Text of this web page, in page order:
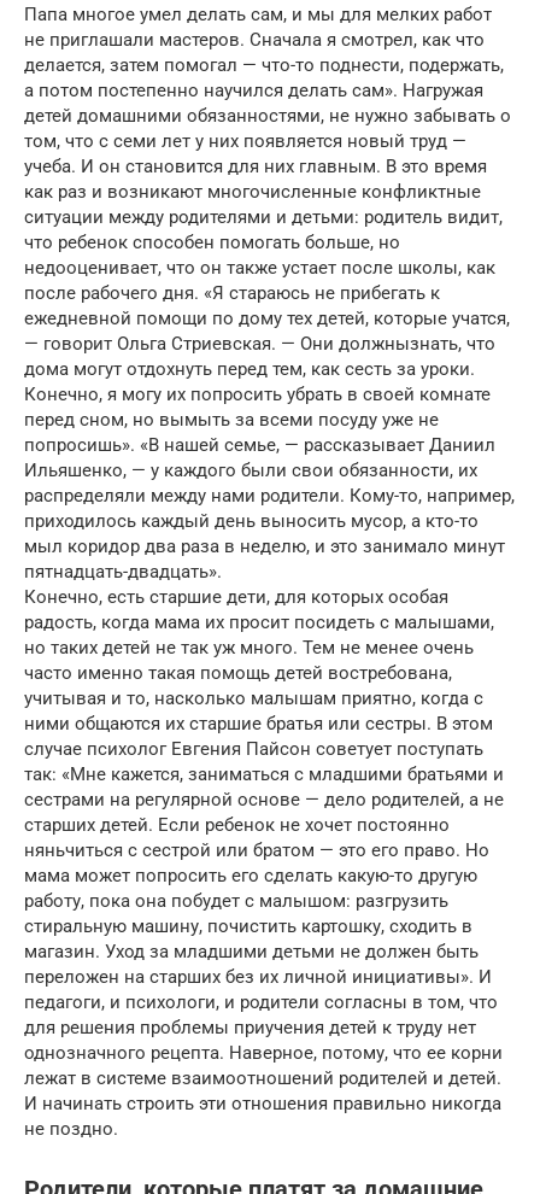
Папа многое умел делать сам, и мы для мелких работ
не приглашали мастеров. Сначала я смотрел, как что
делается, затем помогал — что-то поднести, подержать,
а потом постепенно научился делать сам». Нагружая
детей домашними обязанностями, не нужно забывать о
том, что с семи лет у них появляется новый труд —
учеба. И он становится для них главным. В это время
как раз и возникают многочисленные конфликтные
ситуации между родителями и детьми: родитель видит,
что ребенок способен помогать больше, но
недооценивает, что он также устает после школы, как
после рабочего дня. «Я стараюсь не прибегать к
ежедневной помощи по дому тех детей, которые учатся,
— говорит Ольга Стриевская. — Они должнызнать, что
дома могут отдохнуть перед тем, как сесть за уроки.
Конечно, я могу их попросить убрать в своей комнате
перед сном, но вымыть за всеми посуду уже не
попросишь». «В нашей семье, — рассказывает Даниил
Ильяшенко, — у каждого были свои обязанности, их
распределяли между нами родители. Кому-то, например,
приходилось каждый день выносить мусор, а кто-то
мыл коридор два раза в неделю, и это занимало минут
пятнадцать-двадцать».
Конечно, есть старшие дети, для которых особая
радость, когда мама их просит посидеть с малышами,
но таких детей не так уж много. Тем не менее очень
часто именно такая помощь детей востребована,
учитывая и то, насколько малышам приятно, когда с
ними общаются их старшие братья или сестры. В этом
случае психолог Евгения Пайсон советует поступать
так: «Мне кажется, заниматься с младшими братьями и
сестрами на регулярной основе — дело родителей, а не
старших детей. Если ребенок не хочет постоянно
няньчиться с сестрой или братом — это его право. Но
мама может попросить его сделать какую-то другую
работу, пока она побудет с малышом: разгрузить
стиральную машину, почистить картошку, сходить в
магазин. Уход за младшими детьми не должен быть
переложен на старших без их личной инициативы». И
педагоги, и психологи, и родители согласны в том, что
для решения проблемы приучения детей к труду нет
однозначного рецепта. Наверное, потому, что ее корни
лежат в системе взаимоотношений родителей и детей.
И начинать строить эти отношения правильно никогда
не поздно.